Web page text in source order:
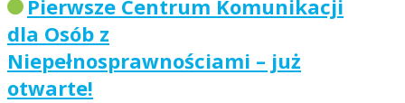
Pierwsze Centrum Komunikacji
dla Osób z
Niepełnosprawnościami – już
otwarte!